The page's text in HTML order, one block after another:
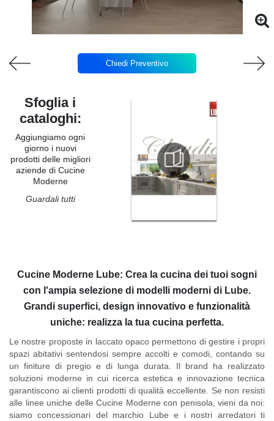
Chiedi Preventivo
Cucine Moderne Lube: Crea la cucina dei tuoi sogni
con l'ampia selezione di modelli moderni di Lube.
Grandi superfici, design innovativo e funzionalità
uniche: realizza la tua cucina perfetta.
Le nostre proposte in laccato opaco permettono di gestire i propri
spazi abitativi sentendosi sempre accolti e comodi, contando su
un finiture di pregio e di lunga durata. Il brand ha realizzato
soluzioni moderne in cui ricerca estetica e innovazione tecnica
garantiscono ai clienti prodotti di qualità eccellente. Se non resisti
alle linee uniche delle Cucine Moderne con penisola, vieni da noi:
siamo concessionari del marchio Lube e i nostri arredatori ti
Sfoglia i
cataloghi:
Aggiungiamo ogni
giorno i nuovi
prodotti delle migliori
aziende di Cucine
Moderne
Guardali tutti